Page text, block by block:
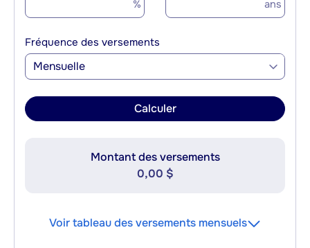
% ans
Fréquence des versements
Mensuelle
Calculer
Montant des versements
0,00 $
Voir tableau des versements mensuels